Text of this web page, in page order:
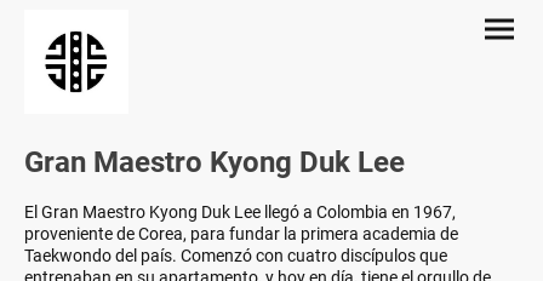
Gran Maestro Kyong Duk Lee
El Gran Maestro Kyong Duk Lee llegó a Colombia en 1967,
proveniente de Corea, para fundar la primera academia de
Taekwondo del país. Comenzó con cuatro discípulos que